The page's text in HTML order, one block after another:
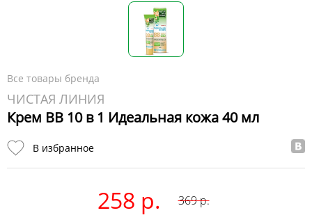
Все товары бренда
ЧИСТАЯ ЛИНИЯ
Крем BB 10 в 1 Идеальная кожа 40 мл
В избранное
258 р. 369р.